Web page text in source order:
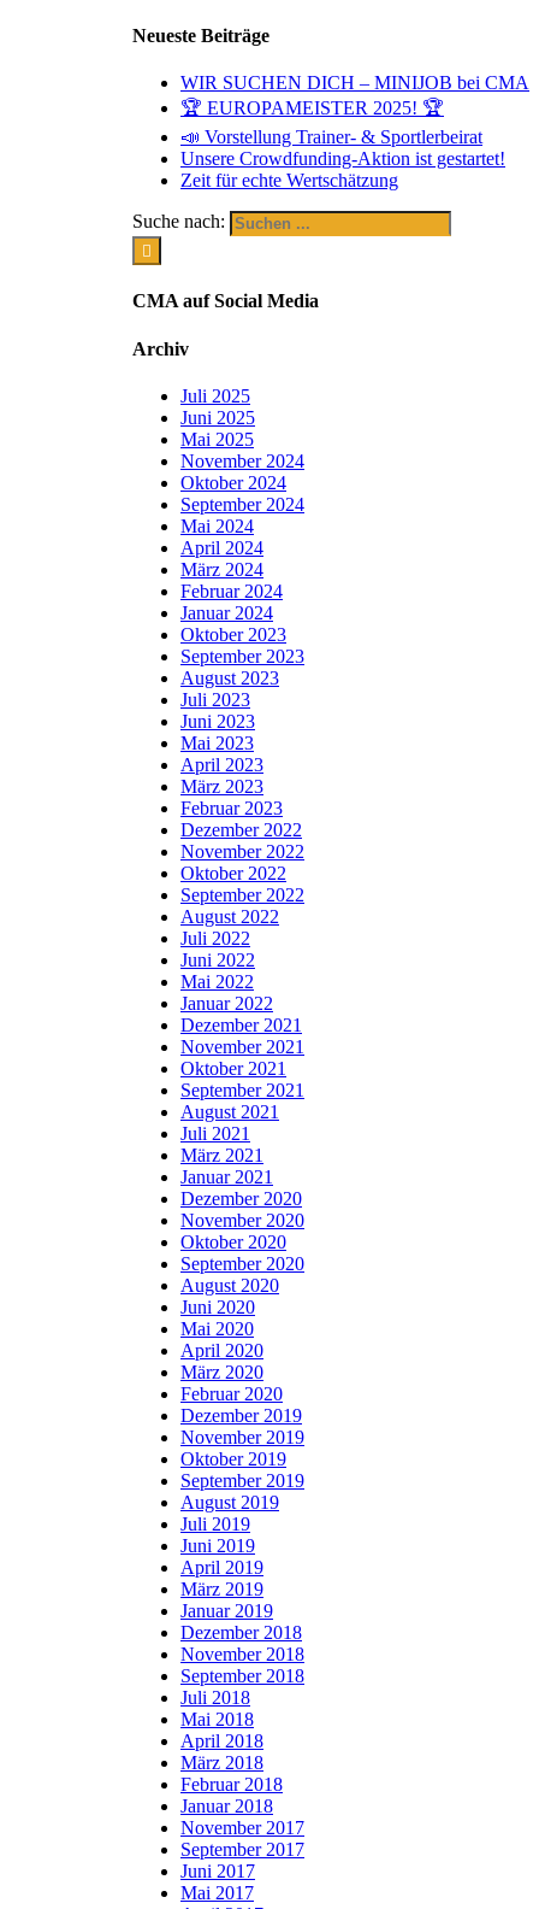
Neueste Beiträge
WIR SUCHEN DICH – MINIJOB bei CMA
🏆 EUROPAMEISTER 2025! 🏆
📣 Vorstellung Trainer- & Sportlerbeirat
Unsere Crowdfunding-Aktion ist gestartet!
Zeit für echte Wertschätzung
Suche nach:
CMA auf Social Media
Archiv
Juli 2025
Juni 2025
Mai 2025
November 2024
Oktober 2024
September 2024
Mai 2024
April 2024
März 2024
Februar 2024
Januar 2024
Oktober 2023
September 2023
August 2023
Juli 2023
Juni 2023
Mai 2023
April 2023
März 2023
Februar 2023
Dezember 2022
November 2022
Oktober 2022
September 2022
August 2022
Juli 2022
Juni 2022
Mai 2022
Januar 2022
Dezember 2021
November 2021
Oktober 2021
September 2021
August 2021
Juli 2021
März 2021
Januar 2021
Dezember 2020
November 2020
Oktober 2020
September 2020
August 2020
Juni 2020
Mai 2020
April 2020
März 2020
Februar 2020
Dezember 2019
November 2019
Oktober 2019
September 2019
August 2019
Juli 2019
Juni 2019
April 2019
März 2019
Januar 2019
Dezember 2018
November 2018
September 2018
Juli 2018
Mai 2018
April 2018
März 2018
Februar 2018
Januar 2018
November 2017
September 2017
Juni 2017
Mai 2017